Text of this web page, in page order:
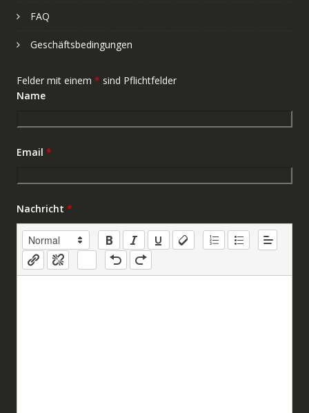
FAQ
Geschäftsbedingungen
Felder mit einem * sind Pflichtfelder
Name
Email *
Nachricht *